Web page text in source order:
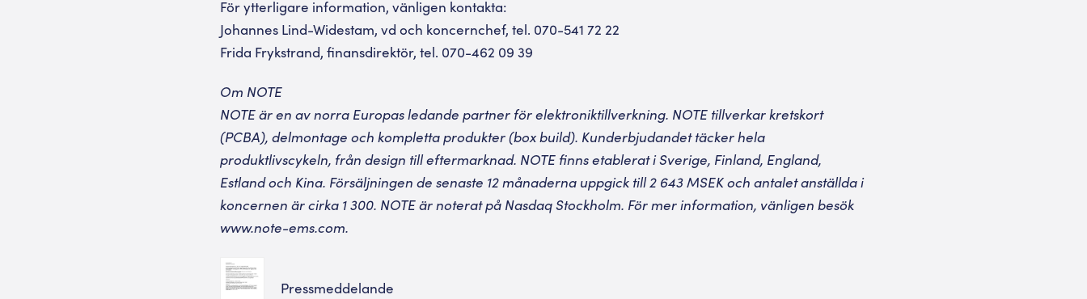
För ytterligare information, vänligen kontakta:
Johannes Lind-Widestam, vd och koncernchef, tel. 070-541 72 22
Frida Frykstrand, finansdirektör, tel. 070-462 09 39
Om NOTE
NOTE är en av norra Europas ledande partner för elektroniktillverkning. NOTE tillverkar kretskort
(PCBA), delmontage och kompletta produkter (box build). Kunderbjudandet täcker hela
produktlivscykeln, från design till eftermarknad. NOTE finns etablerat i Sverige, Finland, England,
Estland och Kina. Försäljningen de senaste 12 månaderna uppgick till 2 643 MSEK och antalet anställda i
koncernen är cirka 1 300. NOTE är noterat på Nasdaq Stockholm. För mer information, vänligen besök
www.note-ems.com.
Pressmeddelande